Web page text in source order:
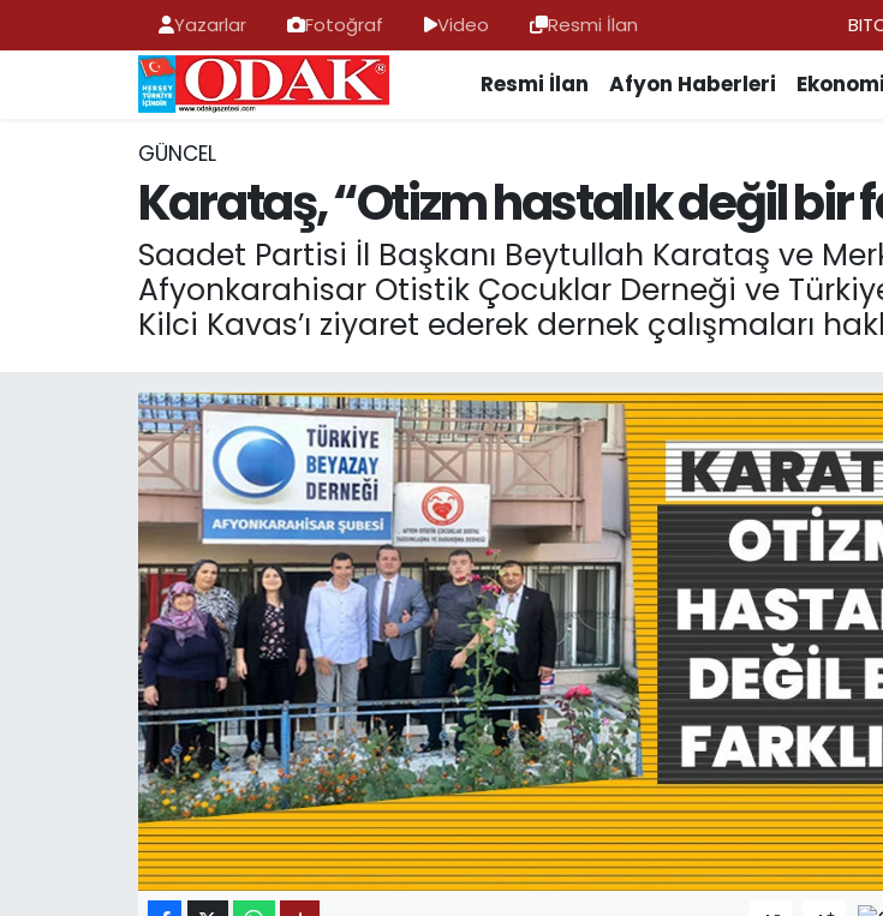
Yazarlar Fotoğraf Video Resmi İlan
Resmi İlan Afyon Haberleri Ekonomi
GÜNCEL
Karataş, “Otizm hastalık değil bir
Saadet Partisi İl Başkanı Beytullah Karataş ve
Afyonkarahisar Otistik Çocuklar Derneği ve
Kilci Kavas’ı ziyaret ederek dernek çalışmaları
AFYONKARAHİSAR HABERLERİ
Resmi İlan
ASAYİŞ
GÜNCEL
SİYASET
EĞİTİM
MAGAZİN
SAĞLIK
11:11 MANŞET
Nöbetçi Eczaneler
Hava Durumu
Trafik Durumu
Süper Lig Puan Durumu ve Fikstür
Tüm Manşetler
Son Dakika Haberleri
Haber Arşivi